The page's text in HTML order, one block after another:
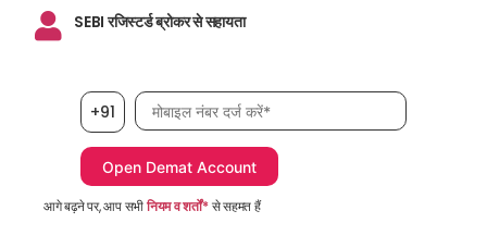
SEBI रजिस्टर्ड ब्रोकर से सहायता
+91 मोबाइल नंबर आवश्यक है
आगे बढ़ने पर, आप सभीनियम व शर्तों*से सहमत हैं